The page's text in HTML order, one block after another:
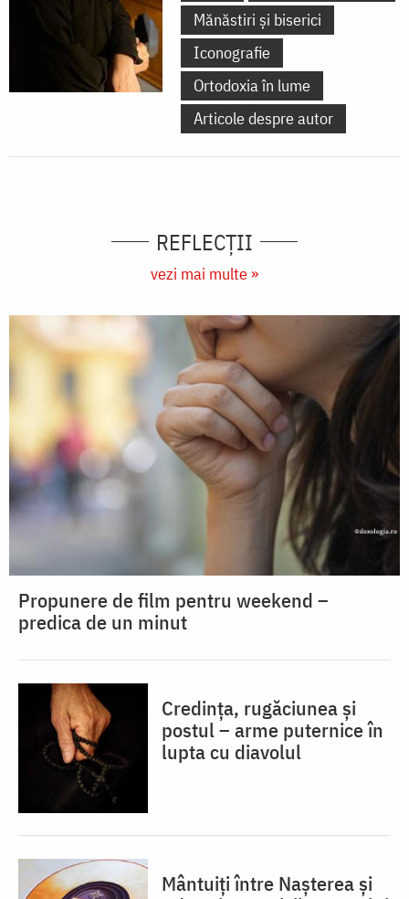
Mănăstiri și biserici
Iconografie
Ortodoxia în lume
Articole despre autor
REFLECȚII
vezi mai multe »
Propunere de film pentru weekend –
predica de un minut
Credința, rugăciunea și
postul – arme puternice în
lupta cu diavolul
Mântuiți între Nașterea și